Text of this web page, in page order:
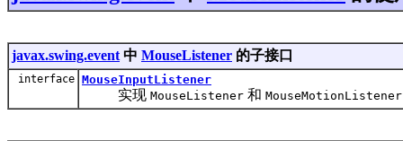
javax.swing.event 中 MouseListener 的子接口
interface MouseInputListener
实现 MouseListener 和 MouseMotionListener